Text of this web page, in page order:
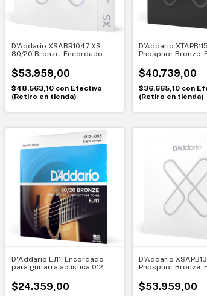
D’Addario XSABR1047 XS
80/20 Bronze. Encordado
047. Extra Light
$53.959,00
$48.563,10 con Efectivo
(Retiro en tienda)
D’Addario
Phosphor Bronze.
052. Custom Light
$40.739,00
$36.665,10 con
(Retiro en tienda)
D'Addario EJ11. Encordado
para guitarra acústica 012.
$24.359,00
D’Addario
Phosphor Bronze.
056. Medium
$53.959,00